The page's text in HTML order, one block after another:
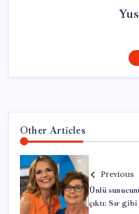
Other Articles
Previous
Ünlü
çıktı: Sır